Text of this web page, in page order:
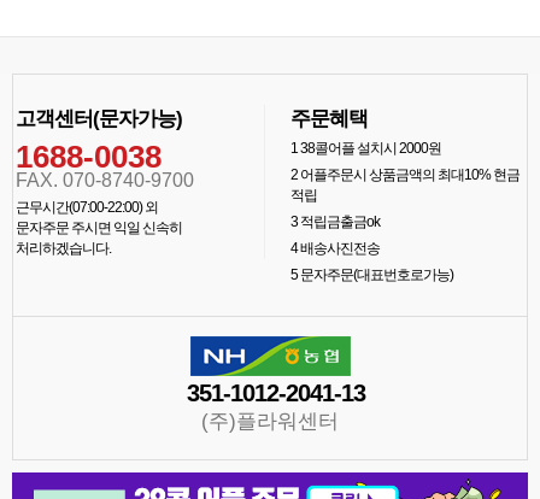
고객센터(문자가능)
1688-0038
FAX. 070-8740-9700
근무시간(07:00-22:00) 외
문자주문 주시면 익일 신속히
처리하겠습니다.
주문혜택
1 38콜어플 설치시 2000원
2어플주문시 상품금액의 최대10% 현금
적립
3적립금출금ok
4배송사진전송
5문자주문(대표번호로가능)
351-1012-2041-13
(주)플라워센터